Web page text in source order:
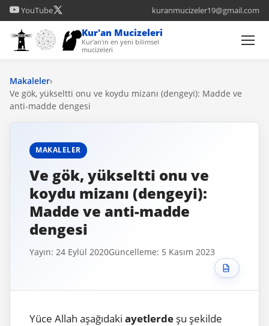
YouTube kuranmucizeler19@gmail.com
Kur'an Mucizeleri
Kur'an'ın en yeni bilimsel
mucizeleri
Makaleler›
Ve gök, yükseltti onu ve koydu mizanı (dengeyi): Madde ve
anti-madde dengesi
MAKALELER
Ve gök, yükseltti onu ve
koydu mizanı (dengeyi):
Madde ve anti-madde
dengesi
Yayın: 24 Eylül 2020Güncelleme: 5 Kasım 2023
Yüce Allah aşağıdaki ayetlerde şu şekilde